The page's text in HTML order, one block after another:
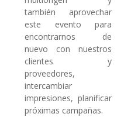
también aprovechar
este evento para
encontrarnos de
nuevo con nuestros
clientes y
proveedores,
intercambiar
impresiones, planificar
próximas campañas.